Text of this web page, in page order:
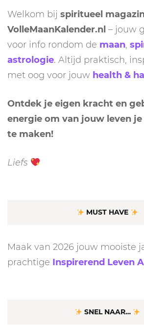
Welkom bij spiritueel
VolleMaanKalender.nl – jouw
voor info rondom de maan,
astrologie. Altijd praktisch,
met oog voor jouw health &
Ontdek je eigen kracht en
energie om van jouw leven
te maken!
Liefs
MUST HAVE
Maak van 2026 jouw mooiste
prachtige Inspirerend Leven
SNEL NAAR…